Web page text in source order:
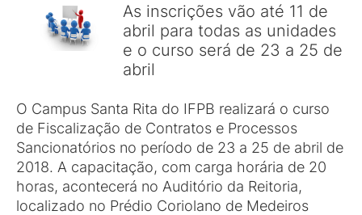
As inscrições vão até 11 de
abril para todas as unidades
e o curso será de 23 a 25 de
abril
O Campus Santa Rita do IFPB realizará o curso
de Fiscalização de Contratos e Processos
Sancionatórios no período de 23 a 25 de abril de
2018. A capacitação, com carga horária de 20
horas, acontecerá no Auditório da Reitoria,
localizado no Prédio Coriolano de Medeiros